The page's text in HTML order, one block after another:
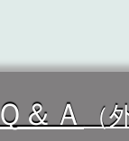
Ｑ＆Ａ （